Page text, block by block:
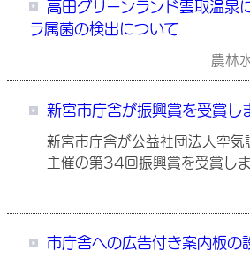
高田グリーンランド雲取温泉
ラ属菌の検出について
農林
新宮市庁舎が振興賞を受賞し
新宮市庁舎が公益社団法人空気
主催の第34回振興賞を受賞しま
市庁舎への広告付き案内板の